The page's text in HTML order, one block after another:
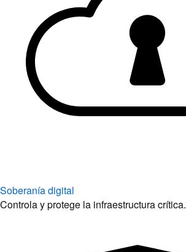
Soberanía digital
Controla y protege la infraestructura crítica.